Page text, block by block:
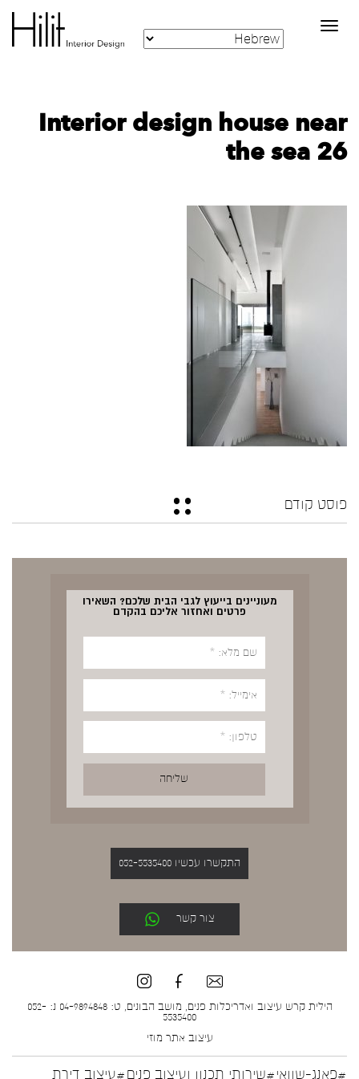
Toggle
navigation
Interior design house near
the sea 26
פוסט קודם
מעוניינים בייעוץ לגבי הבית שלכם? השאירו
פרטים ואחזור אליכם בהקדם
התקשרו עכשיו 052-5535400
צור קשר
הילית קרש עיצוב ואדריכלות פנים, מושב הבונים, ט: 04-9894848 נ: 052-
5535400
עיצוב אתר מוזי
#פאנג-שוואי#שירותי תכנון ועיצוב פנים#עיצוב דירת